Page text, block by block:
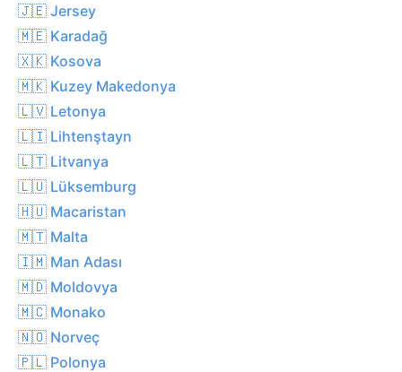
🇯🇪 Jersey
🇲🇪 Karadağ
🇽🇰 Kosova
🇲🇰 Kuzey Makedonya
🇱🇻 Letonya
🇱🇮 Lihtenştayn
🇱🇹 Litvanya
🇱🇺 Lüksemburg
🇭🇺 Macaristan
🇲🇹 Malta
🇮🇲 Man Adası
🇲🇩 Moldovya
🇲🇨 Monako
🇳🇴 Norveç
🇵🇱 Polonya